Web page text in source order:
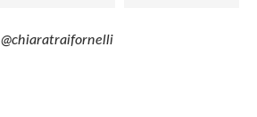
@chiaratraifornelli